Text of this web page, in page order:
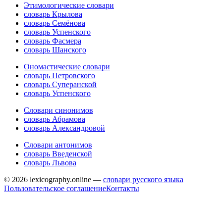
Этимологические словари
словарь Крылова
словарь Семёнова
словарь Успенского
словарь Фасмера
словарь Шанского
Ономастические словари
словарь Петровского
словарь Суперанской
словарь Успенского
Словари синонимов
словарь Абрамова
словарь Александровой
Словари антонимов
словарь Введенской
словарь Львова
© 2026 lexicography.online — словари русского языка
Пользовательское соглашениеКонтакты